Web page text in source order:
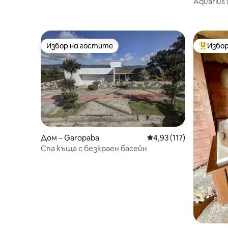
Избор на гостите
Избор на гостите
Дом – Garopaba Средна оценка: 4,93
4,93 (117)
Спа къща с безкраен басейн
Най-